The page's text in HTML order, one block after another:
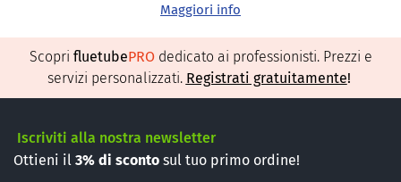
Maggiori info
Scopri fluetubePRO dedicato ai professionisti. Prezzi e
servizi personalizzati. Registrati gratuitamente!
Iscriviti alla nostra newsletter
Ottieni il 3% di sconto sul tuo primo ordine!